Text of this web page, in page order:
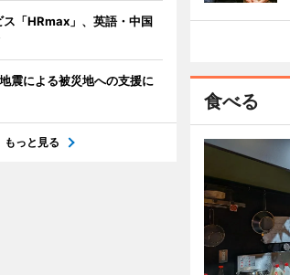
食べる
「HRmax」、英語・中国
震による被災地への支援に
もっと見る